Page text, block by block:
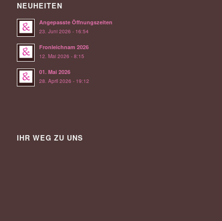
NEUHEITEN
Angepasste Öffnungszeiten
23. Juni 2026 - 16:54
Fronleichnam 2026
12. Mai 2026 - 8:15
01. Mai 2026
28. April 2026 - 19:12
IHR WEG ZU UNS